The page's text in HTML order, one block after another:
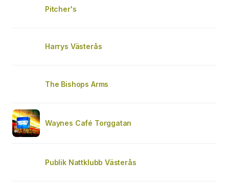
Pitcher's
Harrys Västerås
The Bishops Arms
Waynes Café Torggatan
Publik Nattklubb Västerås